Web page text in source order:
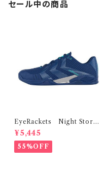
セール中の商品
EyeRackets Night Storm
Navy
¥5,445
55%OFF